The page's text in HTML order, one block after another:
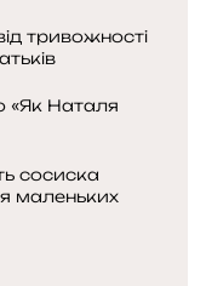
тривожності
«Як Наталя
сосиска
маленьких